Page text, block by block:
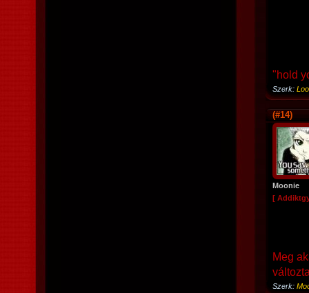
"hold
Szerk:
(#14)
Moonie
[
Meg
Szerk: